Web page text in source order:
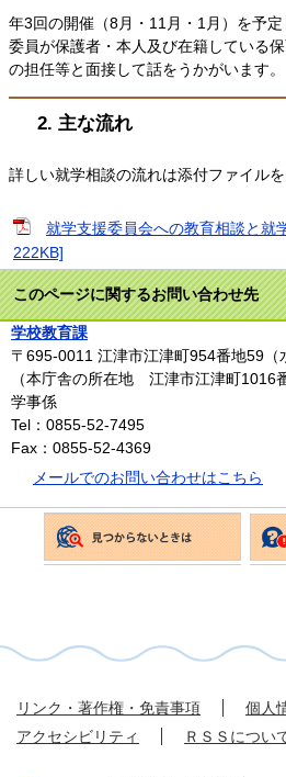
年3回の開催（8月・11月・1月）を予定
委員が保護者・本人及び在籍している
の担任等と面接して話をうかがいます。
2. 主な流れ
詳しい就学相談の流れは添付ファイルを
就学支援委員会への教育相談と就
222KB]
このページに関するお問い合わせ先
学校教育課
〒695-0011 江津市江津町954番地59（
（本庁舎の所在地 江津市江津町1016
学事係
Tel：0855-52-7495
Fax：0855-52-4369
メールでのお問い合わせはこちら
リンク・著作権・免責事項
個人
アクセシビリティ
ＲＳＳについ